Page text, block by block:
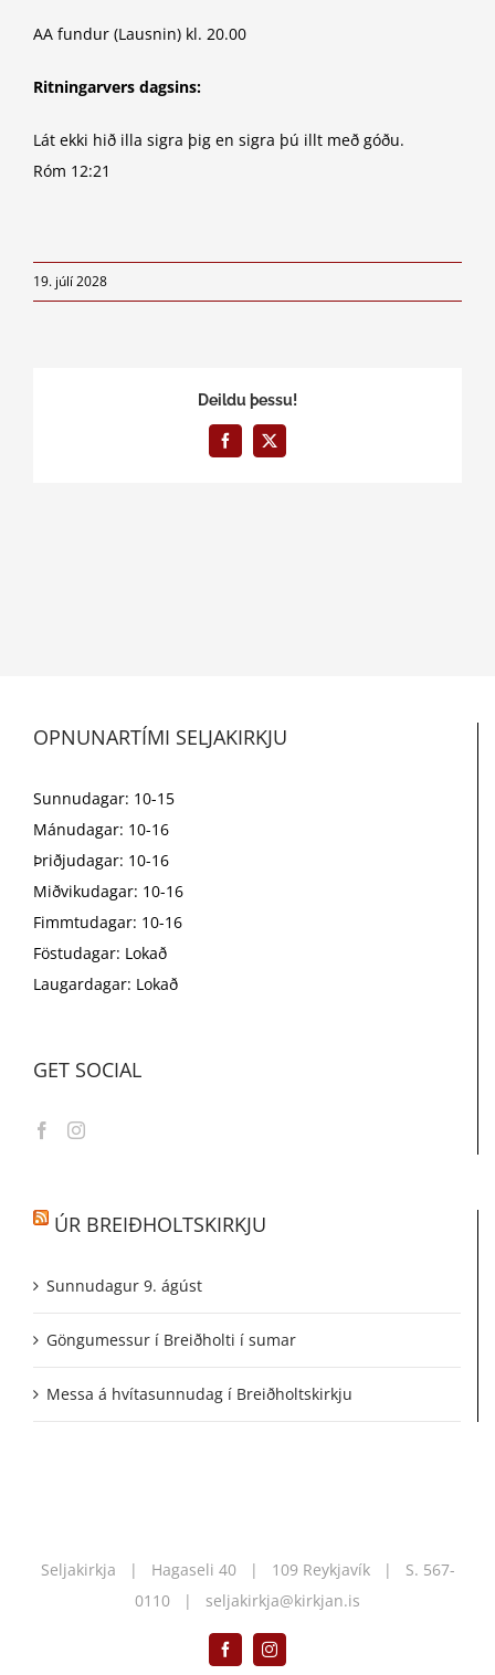
AA fundur (Lausnin) kl. 20.00
Ritningarvers dagsins:
Lát ekki hið illa sigra þig en sigra þú illt með góðu.
Róm 12:21
19. júlí 2028
Deildu þessu!
Facebook
X
OPNUNARTÍMI SELJAKIRKJU
Sunnudagar: 10-15
Mánudagar: 10-16
Þriðjudagar: 10-16
Miðvikudagar: 10-16
Fimmtudagar: 10-16
Föstudagar: Lokað
Laugardagar: Lokað
GET SOCIAL
ÚR BREIÐHOLTSKIRKJU
Sunnudagur 9. ágúst
Göngumessur í Breiðholti í sumar
Messa á hvítasunnudag í Breiðholtskirkju
Seljakirkja | Hagaseli 40 | 109 Reykjavík | S. 567-
0110 | seljakirkja@kirkjan.is
FacebookInstagram